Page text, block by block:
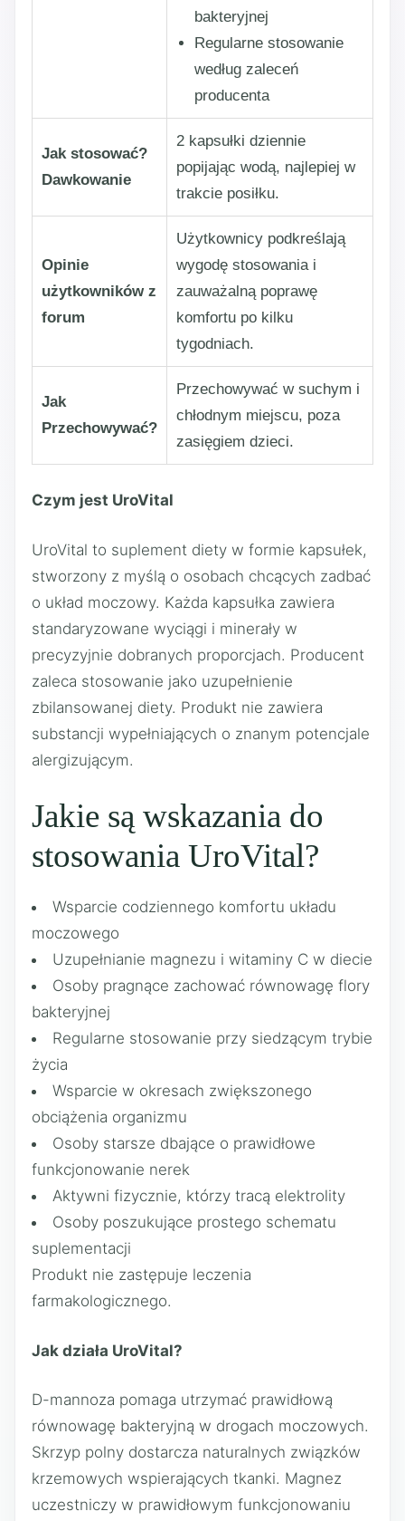
bakteryjnej
Regularne stosowanie
według zaleceń
producenta
Jak stosować?
Dawkowanie
2 kapsułki dziennie
popijając wodą, najlepiej w
trakcie posiłku.
Opinie
użytkowników z
forum
Użytkownicy podkreślają
wygodę stosowania i
zauważalną poprawę
komfortu po kilku
tygodniach.
Jak
Przechowywać?
Przechowywać w suchym i
chłodnym miejscu, poza
zasięgiem dzieci.
Czym jest UroVital
UroVital to suplement diety w formie kapsułek,
stworzony z myślą o osobach chcących zadbać
o układ moczowy. Każda kapsułka zawiera
standaryzowane wyciągi i minerały w
precyzyjnie dobranych proporcjach. Producent
zaleca stosowanie jako uzupełnienie
zbilansowanej diety. Produkt nie zawiera
substancji wypełniających o znanym potencjale
alergizującym.
Jakie są wskazania do
stosowania UroVital?
Wsparcie codziennego komfortu układu
moczowego
Uzupełnianie magnezu i witaminy C w diecie
Osoby pragnące zachować równowagę flory
bakteryjnej
Regularne stosowanie przy siedzącym trybie
życia
Wsparcie w okresach zwiększonego
obciążenia organizmu
Osoby starsze dbające o prawidłowe
funkcjonowanie nerek
Aktywni fizycznie, którzy tracą elektrolity
Osoby poszukujące prostego schematu
suplementacji
Produkt nie zastępuje leczenia
farmakologicznego.
Jak działa UroVital?
D-mannoza pomaga utrzymać prawidłową
równowagę bakteryjną w drogach moczowych.
Skrzyp polny dostarcza naturalnych związków
krzemowych wspierających tkanki. Magnez
uczestniczy w prawidłowym funkcjonowaniu